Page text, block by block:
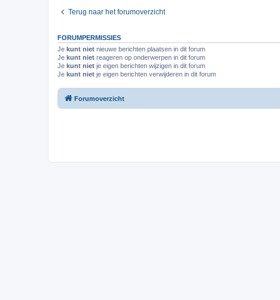
Terug naar het forumoverzicht
FORUMPERMISSIES
Je kunt niet nieuwe berichten plaatsen in dit forum
Je kunt niet reageren op onderwerpen in dit forum
Je kunt niet je eigen berichten wijzigen in dit forum
Je kunt niet je eigen berichten verwijderen in dit forum
Forumoverzicht